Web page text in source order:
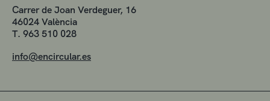
Carrer de Joan Verdeguer, 16
46024 València
T. 963 510 028
info@encircular.es